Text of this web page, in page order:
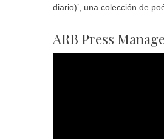
diario)’, una colección de
ARB Press